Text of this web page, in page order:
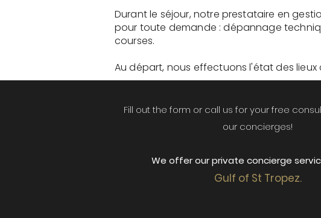
Durant le séjour, notre prestataire en
pour toute demande : dépannage
courses.
Au départ, nous effectuons l'état des
Fill out the form or call us for your free
our concierges!
We offer our private concierge
Gulf of St Tropez.